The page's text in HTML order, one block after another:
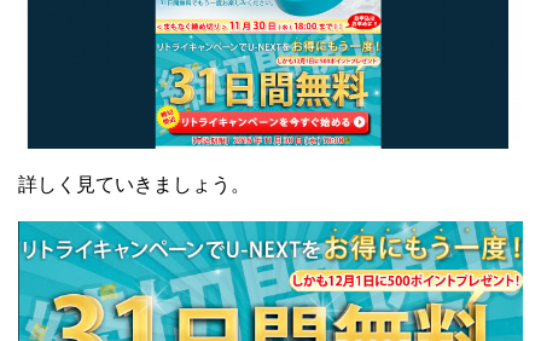
詳しく見ていきましょう。